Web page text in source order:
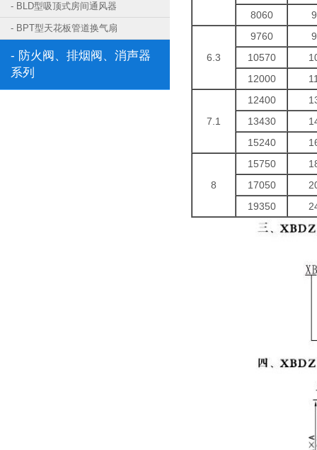
- BLD型吸顶式房间通风器
- BPT型天花板管道换气扇
- 防火阀、排烟阀、消声器
系列
8060
6.3
9760
10570
12000
7.1
12400
13430
15240
8
15750
17050
19350